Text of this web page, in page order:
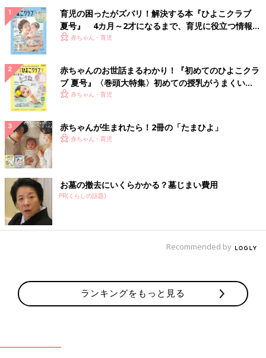
育児の困ったがズバリ！解決する本『ひよこクラブ
夏号』 4カ月～2才になるまで、育児に役立つ情報が
いっぱい！
赤ちゃん・育児
赤ちゃんのお世話まるわかり！『初めてのひよこクラ
ブ 夏号』〈巻頭大特集〉初めての授乳がうまくい
く！ おっぱい・ミルクの基本と夏のトラブル 解決テ
赤ちゃん・育児
赤ちゃんが生まれたら！2冊の「たまひよ」
赤ちゃん・育児
お墓の撤去にいくらかかる？墓じまい費用
PR(くらしの話題)
Recommended by
ランキングをもっと見る